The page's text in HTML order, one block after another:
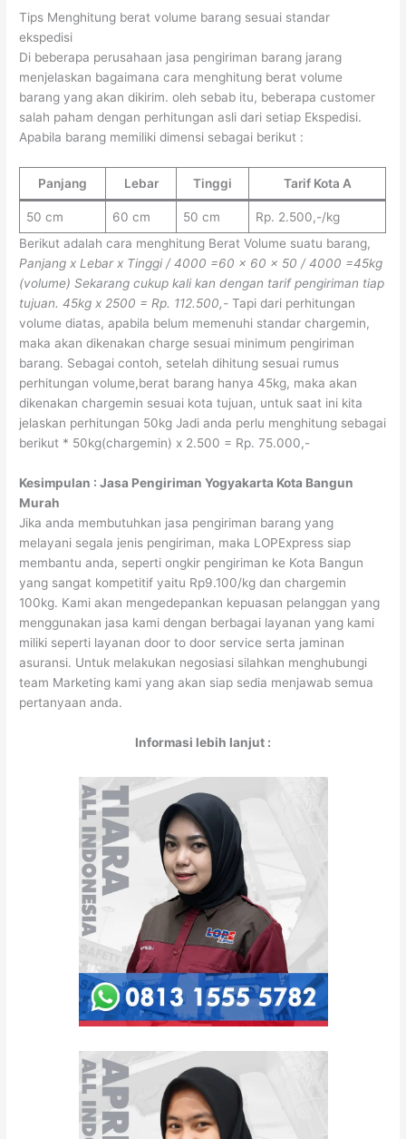
Tips Menghitung berat volume barang sesuai standar
ekspedisi
Di beberapa perusahaan jasa pengiriman barang jarang
menjelaskan bagaimana cara menghitung berat volume
barang yang akan dikirim. oleh sebab itu, beberapa customer
salah paham dengan perhitungan asli dari setiap Ekspedisi.
Apabila barang memiliki dimensi sebagai berikut :
Panjang Lebar Tinggi Tarif Kota A
50 cm 60 cm 50 cm
Rp. 2.500,-/kg
Berikut adalah cara menghitung Berat Volume suatu barang,
Panjang x Lebar x Tinggi / 4000 =60 x 60 x 50 / 4000 =45kg
(volume) Sekarang cukup kali kan dengan tarif pengiriman tiap
tujuan. 45kg x 2500 = Rp. 112.500,- Tapi dari perhitungan
volume diatas, apabila belum memenuhi standar chargemin,
maka akan dikenakan charge sesuai minimum pengiriman
barang. Sebagai contoh, setelah dihitung sesuai rumus
perhitungan volume,berat barang hanya 45kg, maka akan
dikenakan chargemin sesuai kota tujuan, untuk saat ini kita
jelaskan perhitungan 50kg Jadi anda perlu menghitung sebagai
berikut * 50kg(chargemin) x 2.500 = Rp. 75.000,-
Kesimpulan : Jasa Pengiriman Yogyakarta Kota Bangun
Murah
Jika anda membutuhkan jasa pengiriman barang yang
melayani segala jenis pengiriman, maka LOPExpress siap
membantu anda, seperti ongkir pengiriman ke Kota Bangun
yang sangat kompetitif yaitu Rp9.100/kg dan chargemin
100kg. Kami akan mengedepankan kepuasan pelanggan yang
menggunakan jasa kami dengan berbagai layanan yang kami
miliki seperti layanan door to door service serta jaminan
asuransi. Untuk melakukan negosiasi silahkan menghubungi
team Marketing kami yang akan siap sedia menjawab semua
pertanyaan anda.
Informasi lebih lanjut :